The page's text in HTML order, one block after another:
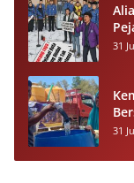
31
31